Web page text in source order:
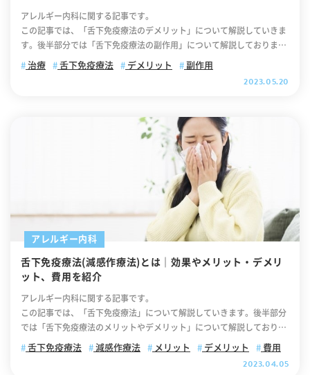
アレルギー内科に関する記事です。
この記事では、「舌下免疫療法のデメリット」について解説していきま
す。後半部分では「舌下免疫療法の副作用」について解説しております
ので、ぜひ最後までご覧ください。 .cv_box { text-align: center; } .cv_
aya-naika.co.jp/static/user/images/common/icon_link_w.svg"); wid
ck; } 【目次】 舌下免疫療法とは 舌下免疫療法の効果について 舌下免疫
療法のメリット 舌下免疫療法のデメリット 舌下免疫療法の副作用につ
いて 舌下免疫治療は長期にわたる治療です 具体的なデメリットについ
てはいつでもご相談ください 舌下免疫療法とは 舌下免疫療法(ぜっかめ
んえきりょうほう)とは、アレルギーの原因（アレルゲン）となる物質を
ほう）といえば、注射による「皮下免疫療法(ひかめんえきりょうほ
う)」が主流でした。しかし舌下免疫療法のほうが「簡便で続けやすい」
治療 舌下免疫療法 デメリット 副作用
2023.05.20
アレルギー内科
舌下免疫療法(減感作療法)とは｜効果やメリット・デメリ
ット、費用を紹介
アレルギー内科に関する記事です。
この記事では、「舌下免疫療法」について解説していきます。後半部分
では「舌下免疫療法のメリットやデメリット」について解説しておりま
すので、ぜひ最後までご覧ください。 .cv_box { text-align: center; } .c
舌下免疫療法 減感作療法 メリット デメリット 費用
2023.04.05